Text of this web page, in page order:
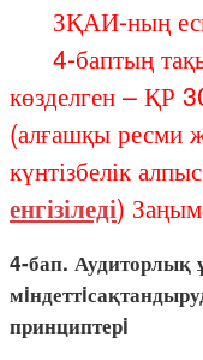
ЗҚАИ-ның
4-баптың
көзделген – ҚР
(алғашқы ресми
күнтізбелік
енгізіледі)
4-бап.
принциптерi